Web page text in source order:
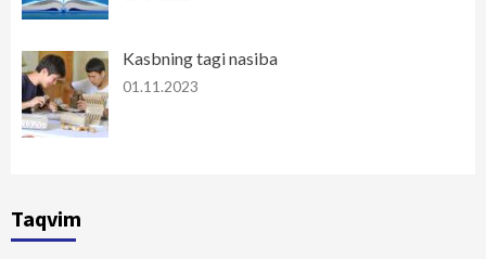
Kasbning tagi nasiba
01.11.2023
Taqvim